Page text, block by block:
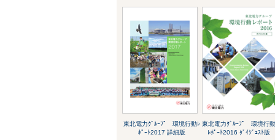
東北電力ｸﾞﾙｰﾌﾟ 環境行動ﾚ
ﾎﾟｰﾄ2017 詳細版
東北電力ｸﾞﾙｰﾌﾟ 環境行
ﾚﾎﾟｰﾄ2016 ﾀﾞｲｼﾞｪｽﾄ版